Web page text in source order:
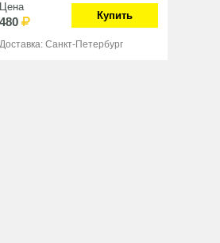
Цена
480 Купить
Доставка: Санкт-Петербург